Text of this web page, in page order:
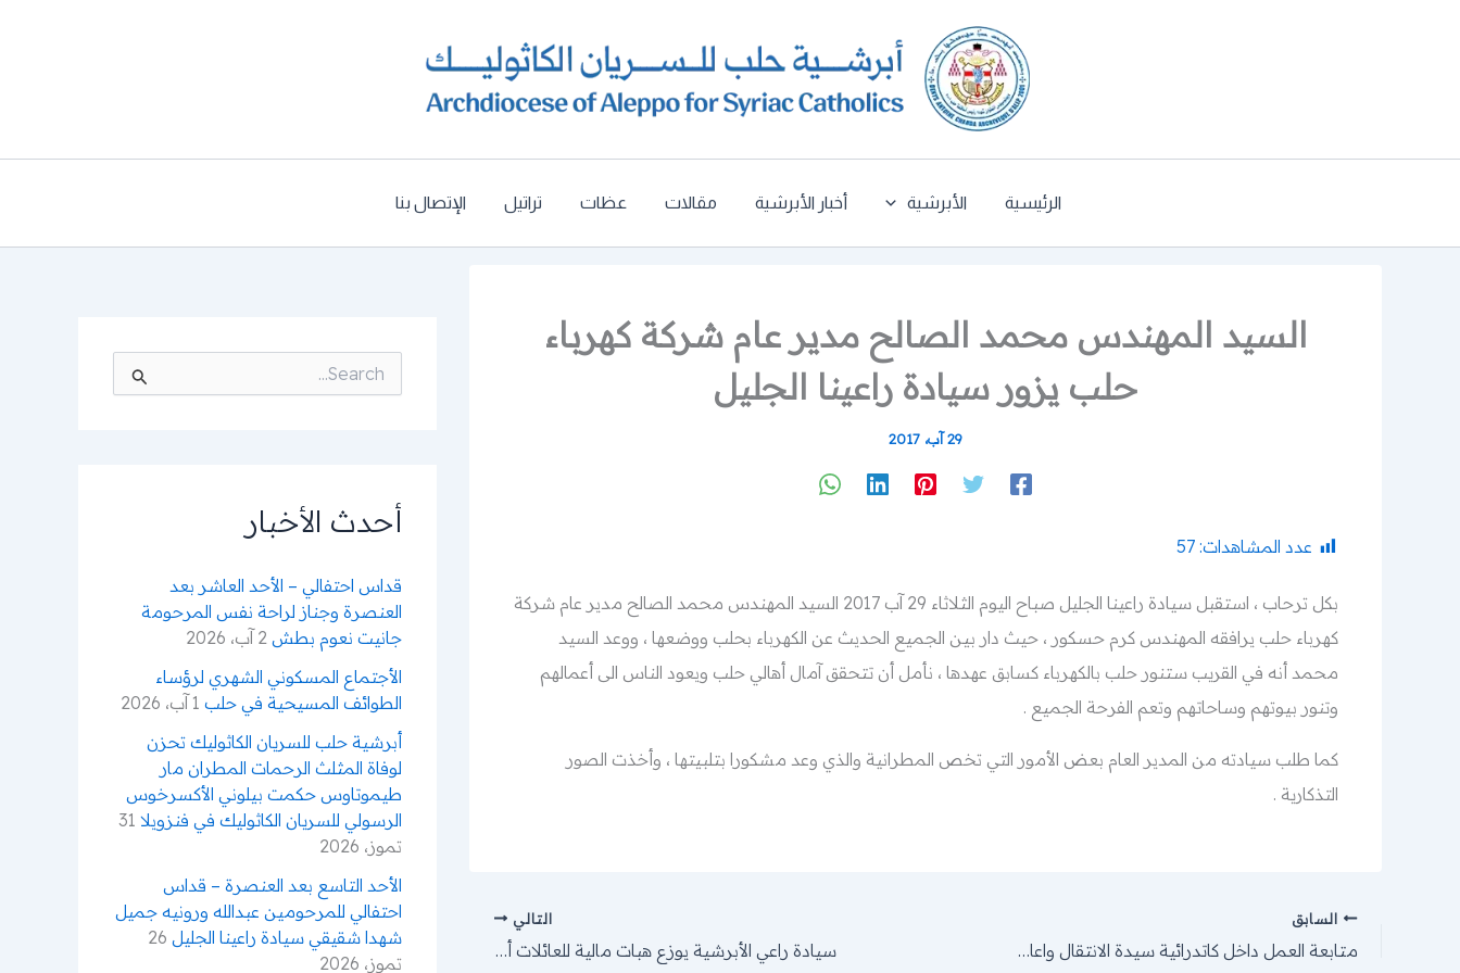
الرئيسية الأبرشية أخبار الأبرشية مقالات عظات تراتيل الإتصال بنا
السيد المهندس محمد الصالح مدير عام شركة كهرباء
حلب يزور سيادة راعينا الجليل
29 آب، 2017
عدد المشاهدات: 57
بكل ترحاب ، استقبل سيادة راعينا الجليل صباح اليوم الثلاثاء 29 آب 2017 السيد المهندس محمد الصالح مدير عام شركة
كهرباء حلب يرافقه المهندس كرم حسكور ، حيث دار بين الجميع الحديث عن الكهرباء بحلب ووضعها ، ووعد السيد
محمد أنه في القريب ستنور حلب بالكهرباء كسابق عهدها ، نأمل أن تتحقق آمال أهالي حلب ويعود الناس الى أعمالهم
وتنور بيوتهم وساحاتهم وتعم الفرحة الجميع .
كما طلب سيادته من المدير العام بعض الأمور التي تخص المطرانية والذي وعد مشكورا بتلبيتها ، وأخذت الصور
التذكارية .
السابق
متابعة العمل داخل كاتدرائية سيدة الانتقال واعادة بناء الجدار المتفجر
التالي
سيادة راعي الأبرشية يوزع هبات مالية للعائلات أكثر فقرا من أبناء الطائفة مقدمة من “كاريتاس بولونيا”
:أحدث الأخبار
قداس احتفالي – الأحد العاشر بعد
العنصرة وجناز لراحة نفس المرحومة
جانيت نعوم بطش 2 آب، 2026
الأجتماع المسكوني الشهري لرؤساء
الطوائف المسيحية في حلب 1 آب، 2026
أبرشية حلب للسريان الكاثوليك تحزن
لوفاة المثلث الرحمات المطران مار
طيموتاوس حكمت بيلوني الأكسرخوس
الرسولي للسريان الكاثوليك في فنزويلا 31
تموز، 2026
الأحد التاسع بعد العنصرة – قداس
احتفالي للمرحومين عبدالله ورونيه جميل
شهدا شقيقي سيادة راعينا الجليل 26
تموز، 2026